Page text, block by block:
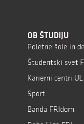
OB ŠTUDIJU
Poletne šole in
Študentski svet
Karierni centri UL
Šport
Banda FRIdom